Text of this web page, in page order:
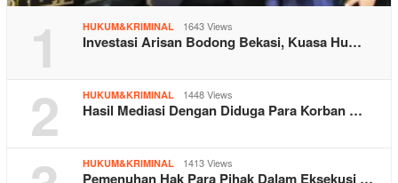
1 HUKUM&KRIMINAL 1643 Views
Investasi Arisan Bodong Bekasi, Kuasa Hu…
2 HUKUM&KRIMINAL 1448 Views
Hasil Mediasi Dengan Diduga Para Korban …
HUKUM&KRIMINAL 1413 Views
Pemenuhan Hak Para Pihak Dalam Eksekusi …